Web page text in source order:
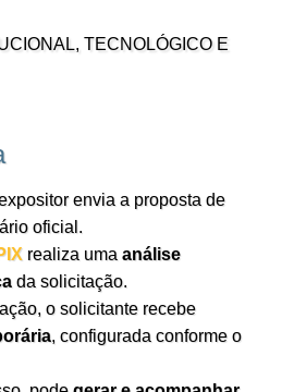
TECNOLÓGICO E
envia a proposta de
oficial.
realiza uma análise
da solicitação.
o solicitante recebe
, configurada conforme o